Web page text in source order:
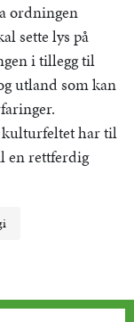
ordningen
sette lys på
i tillegg til
utland som kan
har til
en rettferdig